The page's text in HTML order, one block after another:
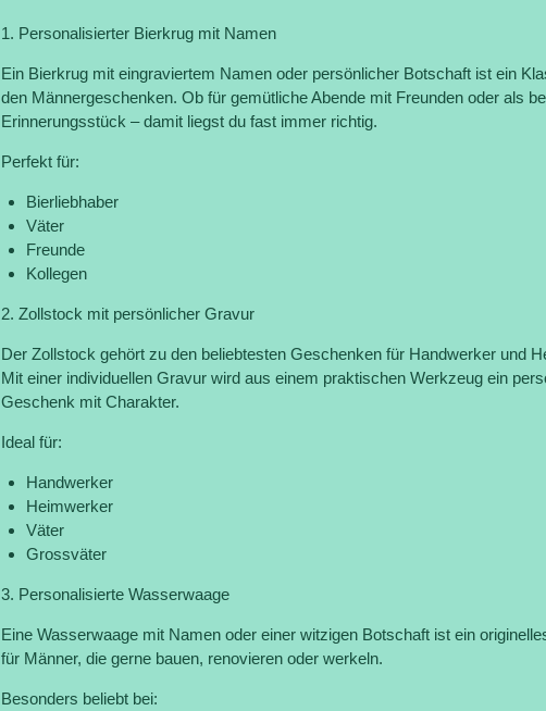
1. Personalisierter Bierkrug mit Namen
Ein Bierkrug mit eingraviertem Namen oder persönlicher Botschaft ist ein
den Männergeschenken. Ob für gemütliche Abende mit Freunden oder als
Erinnerungsstück – damit liegst du fast immer richtig.
Perfekt für:
Bierliebhaber
Väter
Freunde
Kollegen
2. Zollstock mit persönlicher Gravur
Der Zollstock gehört zu den beliebtesten Geschenken für Handwerker und
Mit einer individuellen Gravur wird aus einem praktischen Werkzeug ein
Geschenk mit Charakter.
Ideal für:
Handwerker
Heimwerker
Väter
Grossväter
3. Personalisierte Wasserwaage
Eine Wasserwaage mit Namen oder einer witzigen Botschaft ist ein
für Männer, die gerne bauen, renovieren oder werkeln.
Besonders beliebt bei: